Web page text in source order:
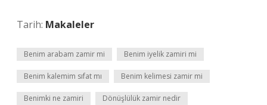
Tarih: Makaleler
Benim arabam zamir mi Benim iyelik zamiri mi
Benim kalemim sıfat mı Benim kelimesi zamir mi
Benimki ne zamiri Dönüşlülük zamir nedir